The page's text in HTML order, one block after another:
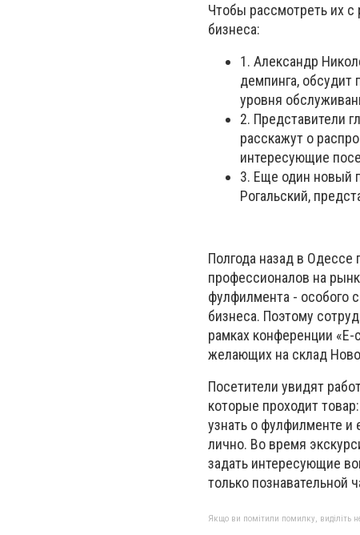
Чтобы рассмотреть их
бизнеса:
1. Александр
демпинга, обсудит
уровня
2. Представители
расскажут о
интересующие
3. Еще один новый
Рогальский,
Полгода назад в
профессионалов на
фулфилмента - особого
бизнеса. Поэтому
рамках конференции
желающих на склад
Посетители увидят
которые проходит
узнать о фулфилменте и
лично. Во время
задать интересующие
только
Якщо ви помітили помилку, виділіть